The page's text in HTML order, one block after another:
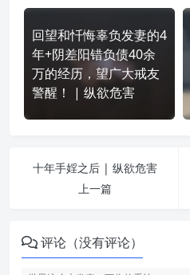
回望和忏悔辜负发妻的4
年+阴差阳错负债40余
万的经历，望广大戒友
警醒！ | 纵欲危害
十年手婬之后 | 纵欲危害
上一篇
评论（没有评论）